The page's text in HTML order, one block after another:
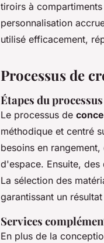
tiroirs à
personnalisation
utilisé efficacement,
Processus de
Étapes du
Le processus de
méthodique et centré
besoins en
d'espace. Ensuite,
La sélection des
garantissant un
Services
En plus de la